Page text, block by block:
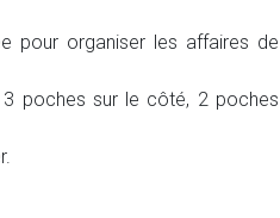
pour organiser les affaires de
poches sur le côté, 2 poches